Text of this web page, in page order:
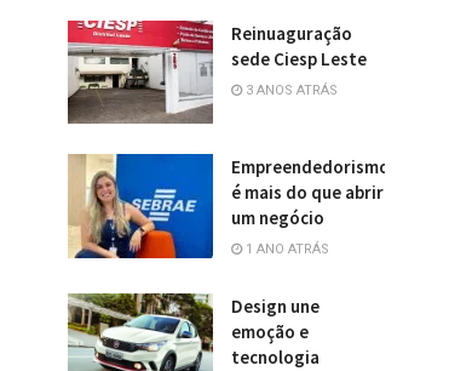
Reinuaguração
sede Ciesp Leste
3 ANOS ATRÁS
Empreendedorismo
é mais do que abrir
um negócio
1 ANO ATRÁS
Design une
emoção e
tecnologia